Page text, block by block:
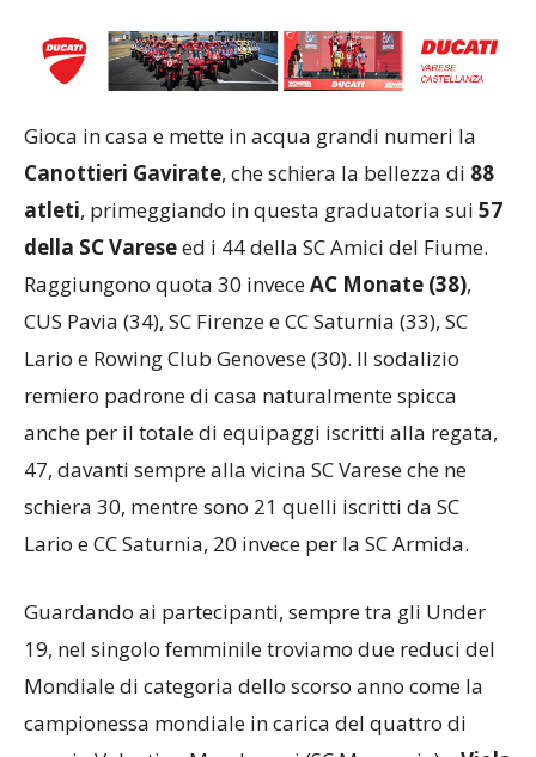
Gioca in casa e mette in acqua grandi numeri la
Canottieri Gavirate, che schiera la bellezza di 88
atleti, primeggiando in questa graduatoria sui 57
della SC Vareseed i 44 della SC Amici del Fiume.
Raggiungono quota 30 inveceAC Monate (38),
CUS Pavia (34), SC Firenze e CC Saturnia (33), SC
Lario e Rowing Club Genovese (30). Il sodalizio
remiero padrone di casa naturalmente spicca
anche per il totale di equipaggi iscritti alla regata,
47, davanti sempre alla vicina SC Varese che ne
schiera 30, mentre sono 21 quelli iscritti da SC
Lario e CC Saturnia, 20 invece per la SC Armida.
Guardando ai partecipanti, sempre tra gli Under
19, nel singolo femminile troviamo due reduci del
Mondiale di categoria dello scorso anno come la
campionessa mondiale in carica del quattro di